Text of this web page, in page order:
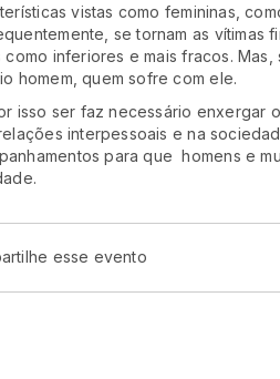
vistas como femininas,
se tornam as vítimas
como inferiores e mais fracos.
homem, quem sofre com ele.
isso ser faz necessário enxergar
interpessoais e na
para que homens e
esse evento